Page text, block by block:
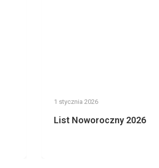
1 stycznia 2026
List Noworoczny 2026